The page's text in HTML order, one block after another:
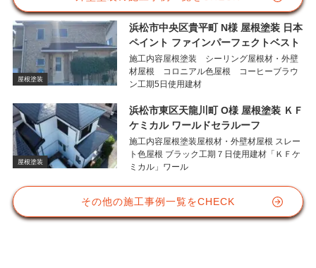
屋根塗装
浜松市中央区貴平町 N様 屋根塗装 日本
ペイント ファインパーフェクトベスト
施工内容屋根塗装 シーリング屋根材・外壁
材屋根 コロニアル色屋根 コーヒーブラウ
ン工期5日使用建材
屋根塗装
浜松市東区天龍川町 O様 屋根塗装 ＫＦ
ケミカル ワールドセラルーフ
施工内容屋根塗装屋根材・外壁材屋根 スレー
ト色屋根 ブラック工期７日使用建材「ＫＦケ
ミカル」ワール
その他の施工事例一覧をCHECK